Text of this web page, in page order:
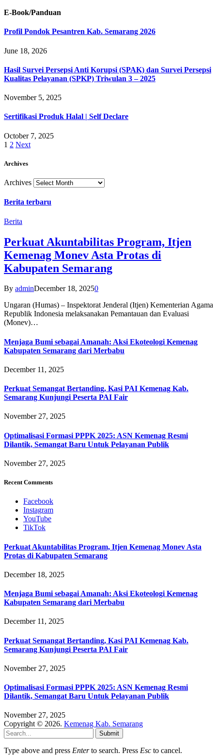
E-Book/Panduan
Profil Pondok Pesantren Kab. Semarang 2026
June 18, 2026
Hasil Survei Persepsi Anti Korupsi (SPAK) dan Survei Persepsi
Kualitas Pelayanan (SPKP) Triwulan 3 – 2025
November 5, 2025
Sertifikasi Produk Halal | Self Declare
October 7, 2025
1 2 Next
Archives
Archives
Berita terbaru
Berita
Perkuat Akuntabilitas Program, Itjen
Kemenag Monev Asta Protas di
Kabupaten Semarang
By adminDecember 18, 20250
Ungaran (Humas) – Inspektorat Jenderal (Itjen) Kementerian Agama
Republik Indonesia melaksanakan Pemantauan dan Evaluasi
(Monev)…
Menjaga Bumi sebagai Amanah: Aksi Ekoteologi Kemenag
Kabupaten Semarang dari Merbabu
December 11, 2025
Perkuat Semangat Bertanding, Kasi PAI Kemenag Kab.
Semarang Kunjungi Peserta PAI Fair
November 27, 2025
Optimalisasi Formasi PPPK 2025: ASN Kemenag Resmi
Dilantik, Semangat Baru Untuk Pelayanan Publik
November 27, 2025
Recent Comments
Facebook
Instagram
YouTube
TikTok
Perkuat Akuntabilitas Program, Itjen Kemenag Monev Asta
Protas di Kabupaten Semarang
December 18, 2025
Menjaga Bumi sebagai Amanah: Aksi Ekoteologi Kemenag
Kabupaten Semarang dari Merbabu
December 11, 2025
Perkuat Semangat Bertanding, Kasi PAI Kemenag Kab.
Semarang Kunjungi Peserta PAI Fair
November 27, 2025
Optimalisasi Formasi PPPK 2025: ASN Kemenag Resmi
Dilantik, Semangat Baru Untuk Pelayanan Publik
November 27, 2025
Copyright © 2026. Kemenag Kab. Semarang
Submit
Type above and press Enterto search. Press Esc to cancel.